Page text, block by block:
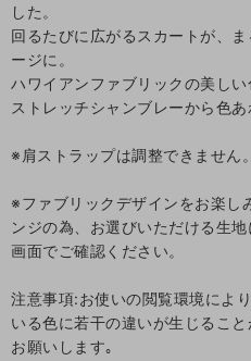
した。
回るたびに広がるスカートが、
ージに。
ハワイアンファブリックの美し
ストレッチシャンブレーから色あ
※肩ストラップは調整できません。
※ファブリックデザインをお楽し
ンジの為、お選びいただける生
画面でご確認ください。
注意事項:お使いの閲覧環境によ
いる色に若干の違いが生じるこ
お願いします｡